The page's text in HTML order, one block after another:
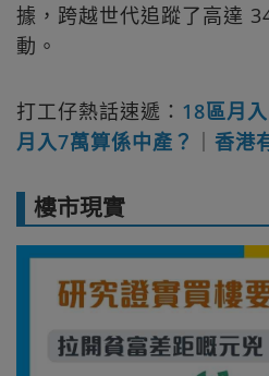
據，跨越世代追蹤了高達
動。
打工仔熱話速遞： 18區月
月入7萬算係中產？
香港
樓市現實